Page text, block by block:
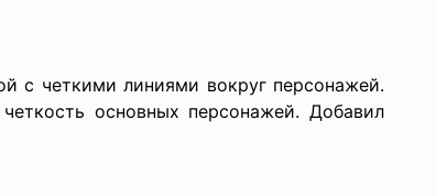
с четкими линиями вокруг персонажей.
основных персонажей. Добавил